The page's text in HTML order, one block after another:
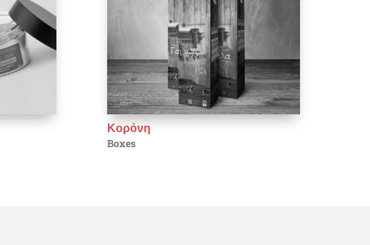
Κορόνη
Boxes